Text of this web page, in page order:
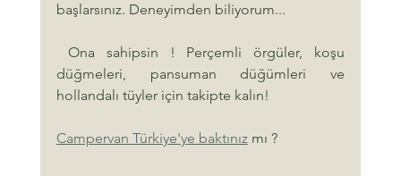
başlarsınız. Deneyimden biliyorum...
düğmeleri, pansuman düğümleri ve
hollandalı tüyler için takipte kalın!
Campervan Türkiye'ye baktınız mı ?